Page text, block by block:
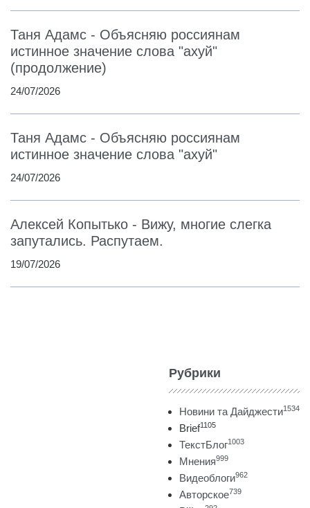
Таня Адамс - Объясняю россиянам
истинное значение слова "ахуй"
(продолжение)
24/07/2026
Таня Адамс - Объясняю россиянам
истинное значение слова "ахуй"
24/07/2026
Алексей Копытько - Вижу, многие слегка
запутались. Распутаем.
19/07/2026
Рубрики
Новини та Дайджести1534
Brief1105
ТекстБлог1003
Мнения999
Видеоблоги962
Авторское739